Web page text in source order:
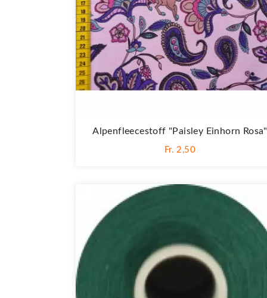
Alpenfleecestoff "Paisley Einhorn Rosa"
Fr. 2,50